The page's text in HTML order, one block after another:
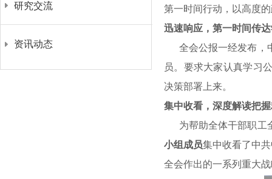
第一时间行动，以高度
迅速响应，第一时间传
全会公报一经发布，
员。要求大家认真学习
决策部署上来。
集中收看，深度解读把
为帮助全体干部职工
小组成员集中收看了中
全会作出的一系列重大
研究交流
资讯动态